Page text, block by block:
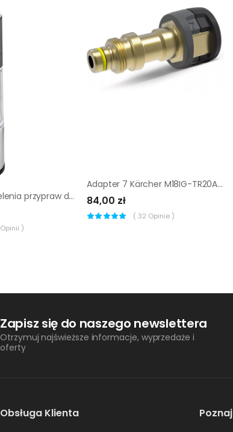
Adapter do mielenia przypraw do wkrętarki Bosch IXO |
Opinii )
Adapter 7 Kärcher M18IG-TR20AG
84,00 zł
( 32 Opinie )
Zapisz się do naszego newslettera
Otrzymuj najświeższe informacje, wyprzedaże i
oferty
Obsługa Klienta